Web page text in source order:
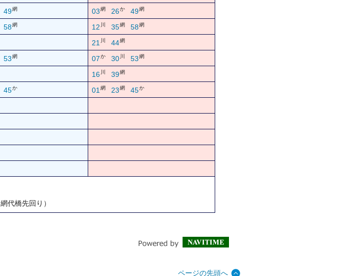
49網 03網 26か 49網
58網 12 川 35網 58網
21 川 44網
53網 07か 30 川 53網
16 川 39網
45か 01 網 23網 45か
橋先回り）
ページの先頭へ